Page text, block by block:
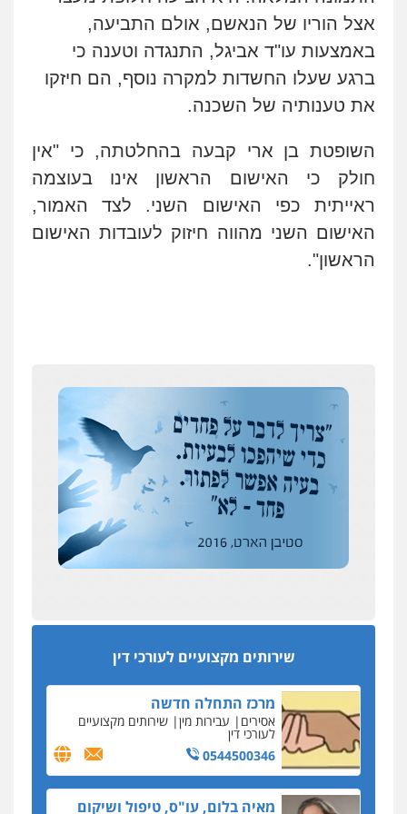
אצל הוריו של הנאשם, אולם התביעה,
באמצעות עו"ד אביגל, התנגדה וטענה כי
ברגע שעלו החשדות למקרה נוסף, הם חיזקו
את טענותיה של השכנה.
השופטת בן ארי קבעה בהחלטתה, כי "אין
חולק כי האישום הראשון אינו בעוצמה
ראייתית כפי האישום השני. לצד האמור,
האישום השני מהווה חיזוק לעובדות האישום
הראשון".
שירותים מקצועיים לעורכי דין
לעורכי דין
0544500346
מאיה בלום, עו"ס, טיפול ושיקום
טיפול בהתמכרויות
לעורכי דין
עו"ד ד"ר אבי שקד
עבירות כלכליות הלבנת הון חילוטים
עבירות פליליות
0544385337
ניר קידר – צלם
צילום עורכי דין שירותים מקצועיים לעורכי
דין
0504578527
רונן הלל – מוניטין
מחיקת כתבות מגוגל ודחיקת אזכורים
שירותים מקצועיים לעורכי דין
0522508109
מקצועיים לעורכי דין
מרכז התחלה חדשה
אסירים עבירות מין שירותים מקצועיים
לעורכי דין
0544500346
מאיה בלום, עו"ס, טיפול ושיקום
תושב סכנין חשוד ששלח הודעות מאיימות לעורך דין
מקומי
אבי שקד מונה
כחבר ועדת איסור הלבנת הון בלשכת עורכי הדין
194 עורכי הדין החדשים
אחרי המלחמה: הוסמכו בירושלים עורכות ועורכי
הדין החדשים
עסקה חמה
כתב האישום נגד עו"ד עידן דביר: האונס והמחירון
לאקטים מיניים
כתב אישום: יו"ר ש"ס לשעבר בחיפה וסינדיקאט
ההלוואות של משפחת הרינג
הפרקליטות: הרב נתנאל חייק ואביו הרב אריה חייק
שמשו אנשי
החשוד ברצח עו"ד ארבל פלדמן טען לרקע נפשי